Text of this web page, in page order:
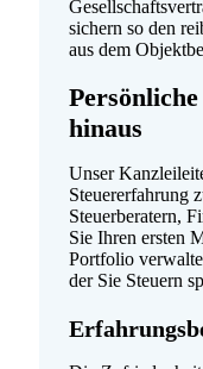
sichern so den
aus dem
hinaus
Unser
Steuer­erfahrung
Steuer­beratern,
Sie Ihren ersten
Portfolio
der Sie Steuern